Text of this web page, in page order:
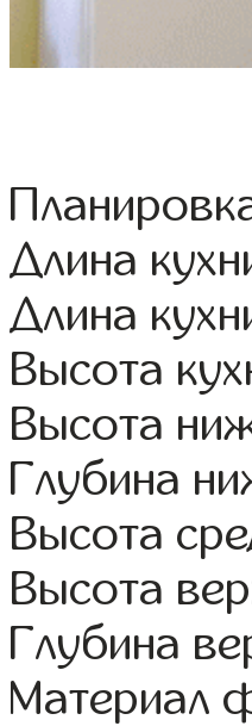
Длина
Длина
Высота
Высота
Глубина
Высота
Высота
Глубина
Материал